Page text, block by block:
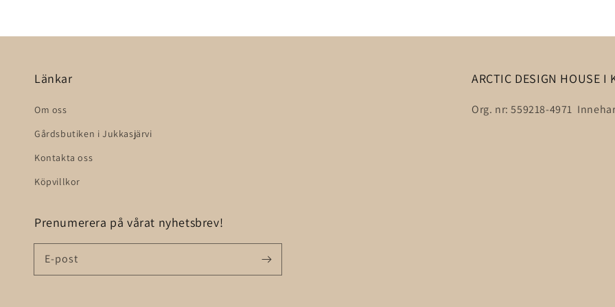
Länkar
Om oss
Gårdsbutiken i Jukkasjärvi
Kontakta oss
Köpvillkor
ARCTIC DESIGN HOUSE I
Org. nr: 559218-4971
Prenumerera på vårat nyhetsbrev!
E-post